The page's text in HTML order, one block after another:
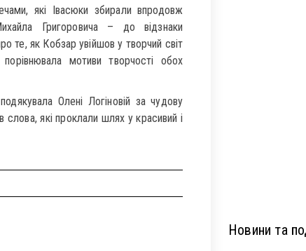
які Івасюки збирали впродовж
Григоровича – до відзнаки
те, як Кобзар увійшов у творчий світ
мотиви творчості обох
Олені Логіновій за чудову
які проклали шлях у красивий і
Новини та